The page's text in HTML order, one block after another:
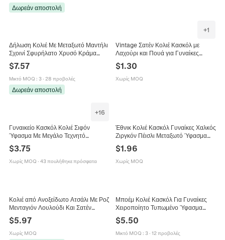
Δωρεάν αποστολή
Δήλωση Κολιέ Με Μεταξωτό Μαντήλι
Σχοινί Σφυρήλατο Χρυσό Κράμα
Μενταγιόν Χάντρες Ρητίνης Boho
Retro Υπερβολικά Κοσμήματα Για
Γυναίκες
$7.57
Μικτό MOQ : 3· 28 προβολές
Δωρεάν αποστολή
+1
Vintage Σατέν Κολιέ Κασκόλ με
Λαχούρι και Πουά για Γυναίκες
Ρετρό Υφασμάτινο Μαντήλι Λαιμού
με Μεταλλική Αγκράφα
$1.30
Χωρίς MOQ
+16
Γυναικείο Κασκόλ Κολιέ Σιφόν
Ύφασμα Με Μεγάλο Τεχνητό
Κοσμήματα Κομψό Μακρύ Κασκόλ
$3.75
Χωρίς MOQ · 43 πουλήθηκε πρόσφατα
Έθνικ Κολιέ Κασκόλ Γυναίκες Χαλκός
Ζιργκόν Πέισλι Μεταξωτό Ύφασμα
$1.96
Χωρίς MOQ
Κολιέ από Ανοξείδωτο Ατσάλι Με Ροζ
Μενταγιόν Λουλούδι Και Σατέν
Μαντήλι Με Φράουλες Χρυσή
Αλυσίδα Γλυκά Κοσμήματα για
Γυναίκες
$5.97
Χωρίς MOQ
Μποέμ Κολιέ Κασκόλ Για Γυναίκες
Χειροποίητο Τυπωμένο Ύφασμα
Σφυρήλατο Χρυσό Κράμα Στυλ
Τροπικό Floral
$5.50
Μικτό MOQ : 3· 12 προβολές